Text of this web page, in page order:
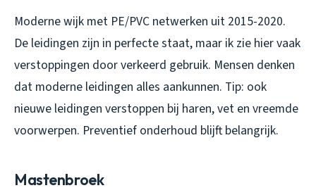
Moderne wijk met PE/PVC netwerken uit 2015-2020.
De leidingen zijn in perfecte staat, maar ik zie hier vaak
verstoppingen door verkeerd gebruik. Mensen denken
dat moderne leidingen alles aankunnen. Tip: ook
nieuwe leidingen verstoppen bij haren, vet en vreemde
voorwerpen. Preventief onderhoud blijft belangrijk.
Mastenbroek